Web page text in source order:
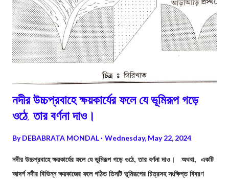
নদীর উচ্চপ্রবাহে ক্ষয়কার্যের ফলে যে ভূমিরূপ গড়ে
ওঠে, তার বর্ণনা দাও।
ByDEBABRATA MONDAL Wednesday, May 22, 2024
নদীর উচ্চপ্রবাহে ক্ষয়কার্যের ফলে যে ভূমিরূপ গড়ে ওঠে, তার বর্ণনা দাও। অথবা, একটি
আদর্শ নদীর বিভিন্ন ক্ষয়কাজের ফলে গঠিত তিনটি ভূমিরূপের চিত্রসহ সংক্ষিপ্ত বিবরণ